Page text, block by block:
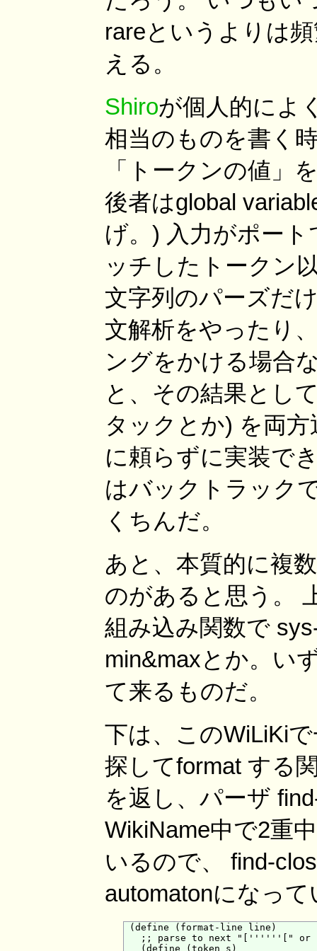
rareというよりは
える。
Shiroが個人的によ
相当のものを書く
「トークンの値」
後者はglobal
げ。) 入力がポー
ッチしたトークン
文字列のパーズだ
文解析をやったり
ングをかける場合
と、その結果とし
タックとか) を両
に頼らずに実装で
はバックトラック
くちんだ。
あと、本質的に複
のがあると思う。
組み込み関数で
min&maxとか。い
て来るものだ。
下は、このWiLiKi
探してformat する
を返し、パーザ
WikiName中で2重
いるので、 find-
automatonになって
(define (format-line line)
;; parse to next "[''''''[" or
   (define (token s)